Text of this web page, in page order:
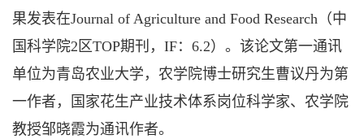
果发表在Journal of Agriculture and Food Research（中
国科学院2区TOP期刊，IF：6.2）。该论文第一通讯
单位为青岛农业大学，农学院博士研究生曹议丹为第
一作者，国家花生产业技术体系岗位科学家、农学院
教授邹晓霞为通讯作者。